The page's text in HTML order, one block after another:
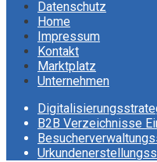
Datenschutz
Home
Impressum
Kontakt
Marktplatz
Unternehmen
B2B Verzeichnisse